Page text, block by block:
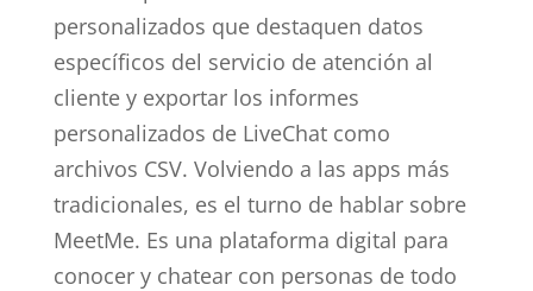
personalizados que destaquen datos
específicos del servicio de atención al
cliente y exportar los informes
personalizados de LiveChat como
archivos CSV. Volviendo a las apps más
tradicionales, es el turno de hablar sobre
MeetMe. Es una plataforma digital para
conocer y chatear con personas de todo